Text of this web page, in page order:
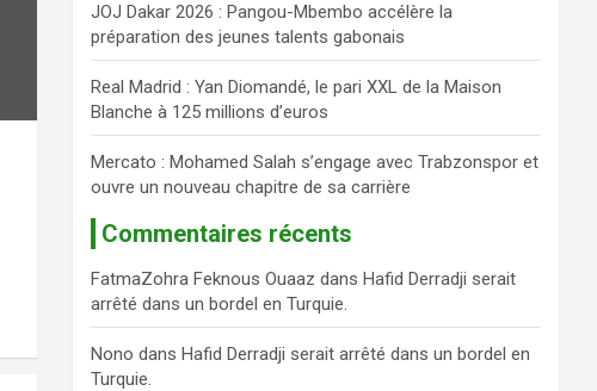
JOJ Dakar 2026 : Pangou-Mbembo accélère la
préparation des jeunes talents gabonais
Real Madrid : Yan Diomandé, le pari XXL de la Maison
Blanche à 125 millions d’euros
Mercato : Mohamed Salah s’engage avec Trabzonspor et
ouvre un nouveau chapitre de sa carrière
Commentaires récents
FatmaZohra Feknous Ouaaz dansHafid Derradji serait
arrêté dans un bordel en Turquie.
Nono dansHafid Derradji serait arrêté dans un bordel en
Turquie.